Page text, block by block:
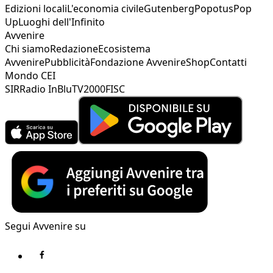
Edizioni localiL'economia civileGutenbergPopotusPop
UpLuoghi dell'Infinito
Avvenire
Chi siamoRedazioneEcosistema
AvvenirePubblicitàFondazione AvvenireShopContatti
Mondo CEI
SIRRadio InBluTV2000FISC
Segui Avvenire su